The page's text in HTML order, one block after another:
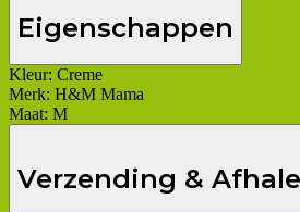
Eigenschappen
Kleur: Creme
Merk: H&M Mama
Maat: M
Verzending &